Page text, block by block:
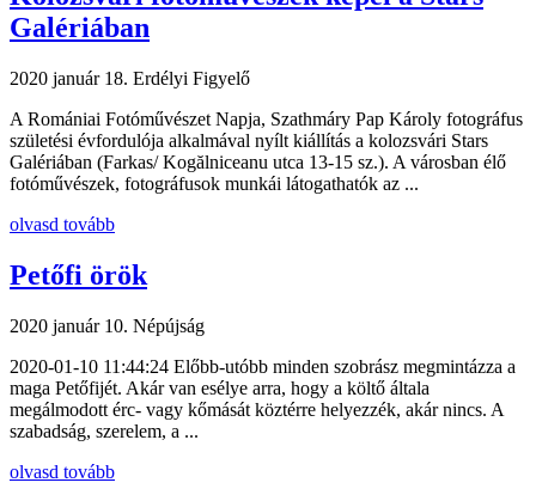
Galériában
2020 január 18. Erdélyi Figyelő
A Romániai Fotóművészet Napja, Szathmáry Pap Károly fotográfus
születési évfordulója alkalmával nyílt kiállítás a kolozsvári Stars
Galériában (Farkas/ Kogălniceanu utca 13-15 sz.). A városban élő
fotóművészek, fotográfusok munkái látogathatók az ...
olvasd tovább
Petőfi örök
2020 január 10. Népújság
2020-01-10 11:44:24 Előbb-utóbb minden szobrász megmintázza a
maga Petőfijét. Akár van esélye arra, hogy a költő általa
megálmodott érc- vagy kőmását köztérre helyezzék, akár nincs. A
szabadság, szerelem, a ...
olvasd tovább